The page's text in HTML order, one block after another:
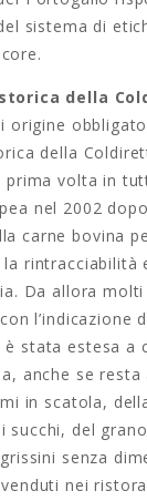
sistema di
della
origine
della
volta in
nel 2002
carne bovina
rintracciabilità
Da allora molti
l’indicazione
è stata estesa a
anche se resta
in scatola,
succhi, del
senza
nei